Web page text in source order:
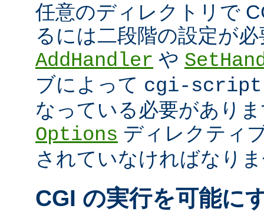
任意のディレクトリで
るには二段階の設定が
AddHandler や
ブによって cgi-script
なっている必要があり
Options ディレクティ
されていなければなり
CGI の実行を可能に